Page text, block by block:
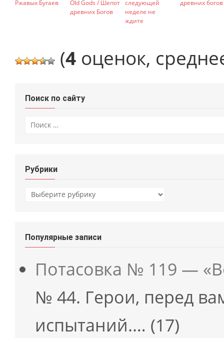
Ржавых Бугаев
Old Gods / Шепот
древних Богов
следующей
неделе не
ждите
древних богов
(4 оценок,
Поиск по сайту
Рубрики
Рубрики
Популярные записи
Потасовка № 119 —
№ 44. Герои, перед
испытаний.… (17)